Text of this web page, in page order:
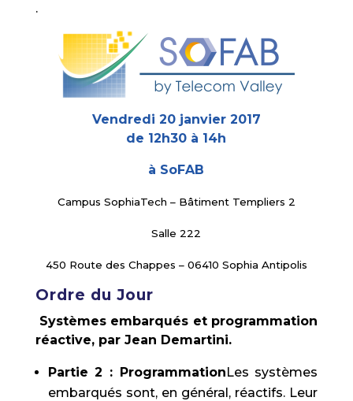
.
Vendredi 20 janvier 2017
de 12h30 à 14h
à SoFAB
Campus SophiaTech – Bâtiment Templiers 2
Salle 222
450 Route des Chappes – 06410 Sophia Antipolis
Ordre du Jour
Systèmes embarqués et programmation
réactive, par Jean Demartini.
Partie 2 : ProgrammationLes systèmes
embarqués sont, en général, réactifs. Leur